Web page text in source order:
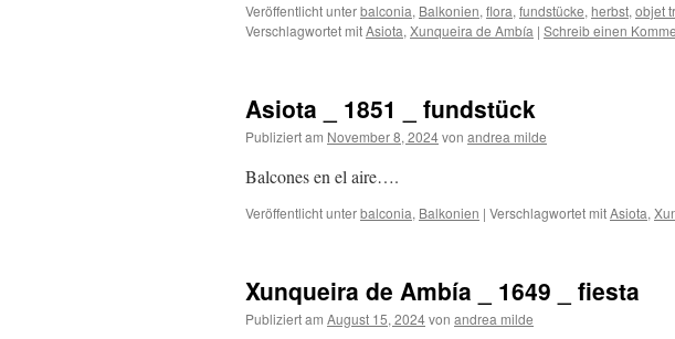
Veröffentlicht unterbalconia, Balkonien, flora, fundstücke, herbst, objet
Verschlagwortet mitAsiota, Xunqueira de Ambía | Schreib einen
Asiota _ 1851 _ fundstück
Publiziert am November 8, 2024von andrea milde
Balcones en el aire….
Veröffentlicht unterbalconia, Balkonien | Verschlagwortet mitAsiota,
Xunqueira de Ambía _ 1649 _ fiesta
Publiziert am August 15, 2024von andrea milde